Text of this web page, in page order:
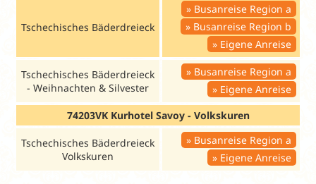
Tschechisches Bäderdreieck
Busanreise Region a
Busanreise Region b
Eigene Anreise
Tschechisches Bäderdreieck
- Weihnachten & Silvester
Busanreise Region a
Eigene Anreise
74203VK Kurhotel Savoy - Volkskuren
Tschechisches Bäderdreieck
Volkskuren
Busanreise Region a
Eigene Anreise